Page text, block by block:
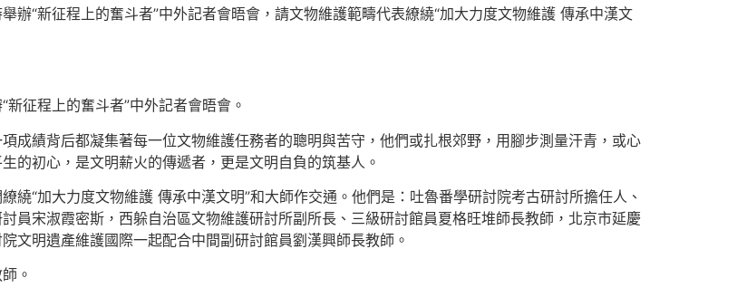
“新征程上的奮斗者”中外記者會晤會，請文物維護範疇代表繚繞“加大力度文物維護 傳承中漢文
征程上的奮斗者”中外記者會晤會。
成績背后都凝集著每一位文物維護任務者的聰明與苦守，他們或扎根郊野，用腳步測量汗青，或心
的初心，是文明薪火的傳遞者，更是文明自負的筑基人。
繞“加大力度文物維護 傳承中漢文明”和大師作交通。他們是：吐魯番學研討院考古研討所擔任人、
員宋淑霞密斯，西躲自治區文物維護研討所副所長、三級研討館員夏格旺堆師長教師，北京市延慶
文明遺產維護國際一起配合中間副研討館員劉漢興師長教師。
。